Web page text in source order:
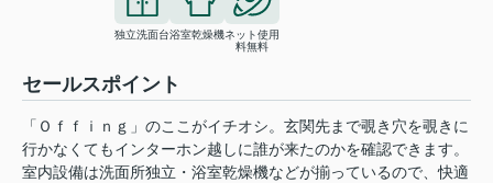
独立洗面台浴室乾燥機ネット使用
料無料
セールスポイント
「Ｏｆｆｉｎｇ」のここがイチオシ。玄関先まで覗き穴を覗きに
行かなくてもインターホン越しに誰が来たのかを確認できます。
室内設備は洗面所独立・浴室乾燥機などが揃っているので、快適